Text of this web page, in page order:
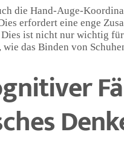
die Hand-Auge-
erfordert eine enge
ist nicht nur wichtig
das Binden von